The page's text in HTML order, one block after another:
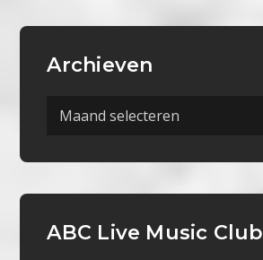
Archieven
Archieven
ABC Live Music Club